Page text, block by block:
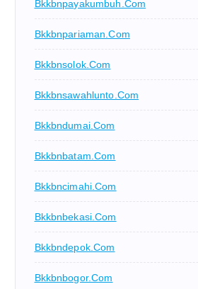
Bkkbnpayakumbuh.com
Bkkbnpariaman.com
Bkkbnsolok.com
Bkkbnsawahlunto.com
Bkkbndumai.com
Bkkbnbatam.com
Bkkbncimahi.com
Bkkbnbekasi.com
Bkkbndepok.com
Bkkbnbogor.com